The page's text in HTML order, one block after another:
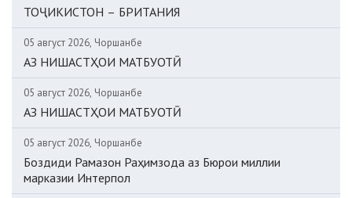
ТОҶИКИСТОН – БРИТАНИЯ
05 август 2026, Чоршанбе
АЗ НИШАСТҲОИ МАТБУОТӢ
05 август 2026, Чоршанбе
АЗ НИШАСТҲОИ МАТБУОТӢ
05 август 2026, Чоршанбе
Боздиди Рамазон Раҳимзода аз Бюрои миллии
марказии Интерпол